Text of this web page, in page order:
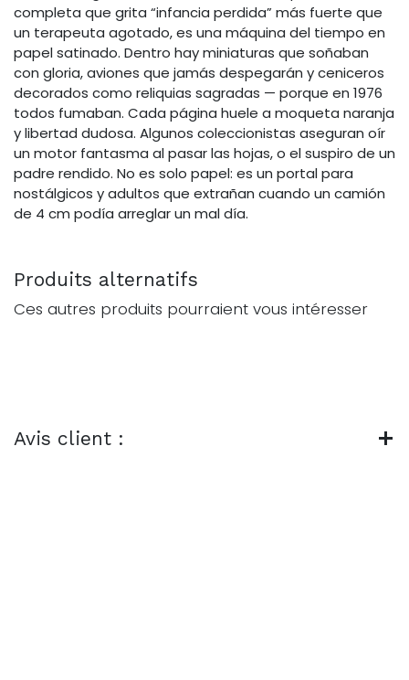
completa que grita “infancia perdida” más fuerte que
un terapeuta agotado, es una máquina del tiempo en
papel satinado. Dentro hay miniaturas que soñaban
con gloria, aviones que jamás despegarán y ceniceros
decorados como reliquias sagradas — porque en 1976
todos fumaban. Cada página huele a moqueta naranja
y libertad dudosa. Algunos coleccionistas aseguran oír
un motor fantasma al pasar las hojas, o el suspiro de un
padre rendido. No es solo papel: es un portal para
nostálgicos y adultos que extrañan cuando un camión
de 4 cm podía arreglar un mal día.
Produits alternatifs
Ces autres produits pourraient vous intéresser
Avis client :